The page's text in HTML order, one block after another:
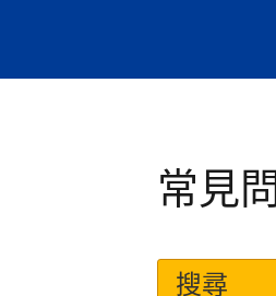
常見
搜尋